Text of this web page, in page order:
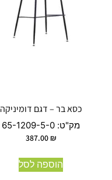
כסא בר – דגם דומיניקה
מק"ט: 65-1209-5-0
387.00₪
הוספה לסל